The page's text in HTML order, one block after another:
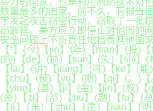
数量最多的国家。前不久，有报告
学发起攻击窃密行动，窃取了一批
出解释。美方应立即停止对他国的
安全问题上不负责任地指责其
【“】(今)【jin】(年)【nian】(投)
(的)【de】(损)【sun】(失)【shi】
【lai】(讲)【jiang】(可)【ke】(
【chu】(预)【yu】(期)【qi】(。)
【ying】(基)【ji】(金)【jin】(权)【
(资)【zi】(部)【bu】(副)【fu】(
【li】(朱)【zhu】(建)【jian】(